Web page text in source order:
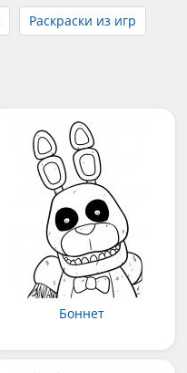
Раскраски из игр
Боннет